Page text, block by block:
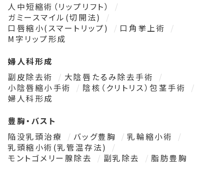
人中短縮術（リップリフト）
ガミースマイル(切開法)
口唇縮小(スマートリップ)
口角挙上術
M字リップ形成
婦人科形成
副皮除去術
大陰唇たるみ除去手術
小陰唇縮小手術
陰核（クリトリス）包茎手術
婦人科形成
豊胸・バスト
陥没乳頭治療
バッグ豊胸
乳輪縮小術
乳頭縮小術(乳管温存法)
モントゴメリー腺除去
副乳除去
脂肪豊胸